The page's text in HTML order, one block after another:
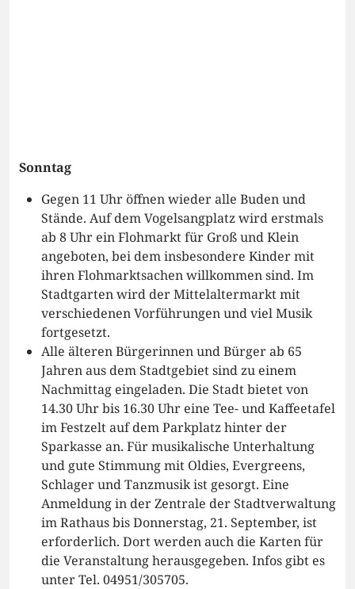
Sonntag
Gegen 11 Uhr öffnen wieder alle Buden und
Stände. Auf dem Vogelsangplatz wird erstmals
ab 8 Uhr ein Flohmarkt für Groß und Klein
angeboten, bei dem insbesondere Kinder mit
ihren Flohmarktsachen willkommen sind. Im
Stadtgarten wird der Mittelaltermarkt mit
verschiedenen Vorführungen und viel Musik
fortgesetzt.
Alle älteren Bürgerinnen und Bürger ab 65
Jahren aus dem Stadtgebiet sind zu einem
Nachmittag eingeladen. Die Stadt bietet von
14.30 Uhr bis 16.30 Uhr eine Tee- und Kaffeetafel
im Festzelt auf dem Parkplatz hinter der
Sparkasse an. Für musikalische Unterhaltung
und gute Stimmung mit Oldies, Evergreens,
Schlager und Tanzmusik ist gesorgt. Eine
Anmeldung in der Zentrale der Stadtverwaltung
im Rathaus bis Donnerstag, 21. September, ist
erforderlich. Dort werden auch die Karten für
die Veranstaltung herausgegeben. Infos gibt es
unter Tel. 04951/305705.